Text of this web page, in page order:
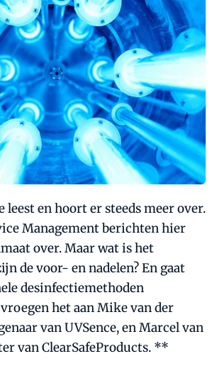
en hoort er steeds meer over.
Management berichten hier
over. Maar wat is het
de voor- en nadelen? En gaat
desinfectiemethoden
het aan Mike van der
van UVSence, en Marcel van
van ClearSafeProducts. **